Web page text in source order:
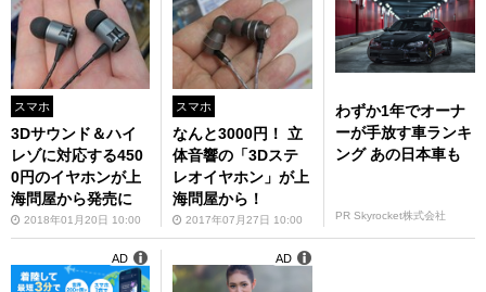
スマホ
3Dサウンド＆ハイ
レゾに対応する450
0円のイヤホンが上
海問屋から発売に
2018年01月20日 10:00
スマホ
なんと3000円！ 立
体音響の「3Dステ
レオイヤホン」が上
海問屋から！
2017年07月27日 10:00
わずか1年でオーナ
ーが手放す車ランキ
ング あの日本車も
PR Skyrocket株式会社
AD AD